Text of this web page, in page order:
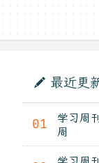
最近更
01
学习周
周